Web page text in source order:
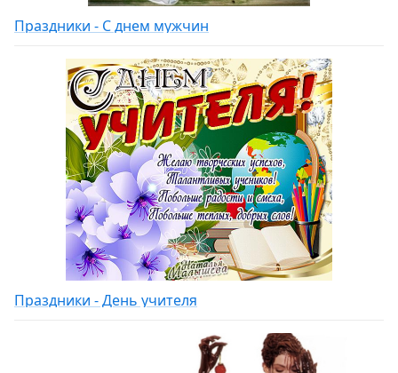
Праздники - С днем мужчин
Праздники - День учителя